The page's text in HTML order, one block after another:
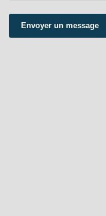
Envoyer un message